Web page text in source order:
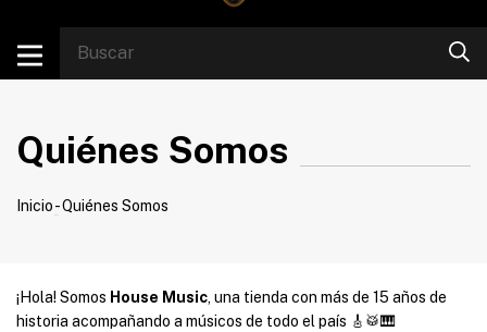
Quiénes Somos
Inicio-Quiénes Somos
¡Hola! Somos House Music, una tienda con más de 15 años de
historia acompañando a músicos de todo el país 🎸🥁🎹